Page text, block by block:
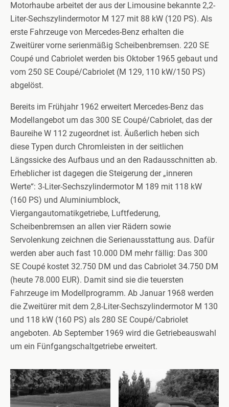
Motorhaube arbeitet der aus der Limousine bekannte 2,2-
Liter-Sechszylindermotor M 127 mit 88 kW (120 PS). Als
erste Fahrzeuge von Mercedes-Benz erhalten die
Zweitürer vorne serienmäßig Scheibenbremsen. 220 SE
Coupé und Cabriolet werden bis Oktober 1965 gebaut und
vom 250 SE Coupé/Cabriolet (M 129, 110 kW/150 PS)
abgelöst.
Bereits im Frühjahr 1962 erweitert Mercedes-Benz das
Modellangebot um das 300 SE Coupé/Cabriolet, das der
Baureihe W 112 zugeordnet ist. Äußerlich heben sich
diese Typen durch Chromleisten in der seitlichen
Längssicke des Aufbaus und an den Radausschnitten ab.
Erheblicher ist dagegen die Steigerung der „inneren
Werte“: 3-Liter-Sechszylindermotor M 189 mit 118 kW
(160 PS) und Aluminiumblock,
Viergangautomatikgetriebe, Luftfederung,
Scheibenbremsen an allen vier Rädern sowie
Servolenkung zeichnen die Serienausstattung aus. Dafür
werden aber auch fast 10.000 DM mehr fällig: Das 300
SE Coupé kostet 32.750 DM und das Cabriolet 34.750 DM
(heute 78.000 EUR). Damit sind sie die teuersten
Fahrzeuge im Modellprogramm. Ab Januar 1968 werden
die Zweitürer mit dem 2,8-Liter-Sechszylindermotor M 130
und 118 kW (160 PS) als 280 SE Coupé/Cabriolet
angeboten. Ab September 1969 wird die Getriebeauswahl
um ein Fünfgangschaltgetriebe erweitert.